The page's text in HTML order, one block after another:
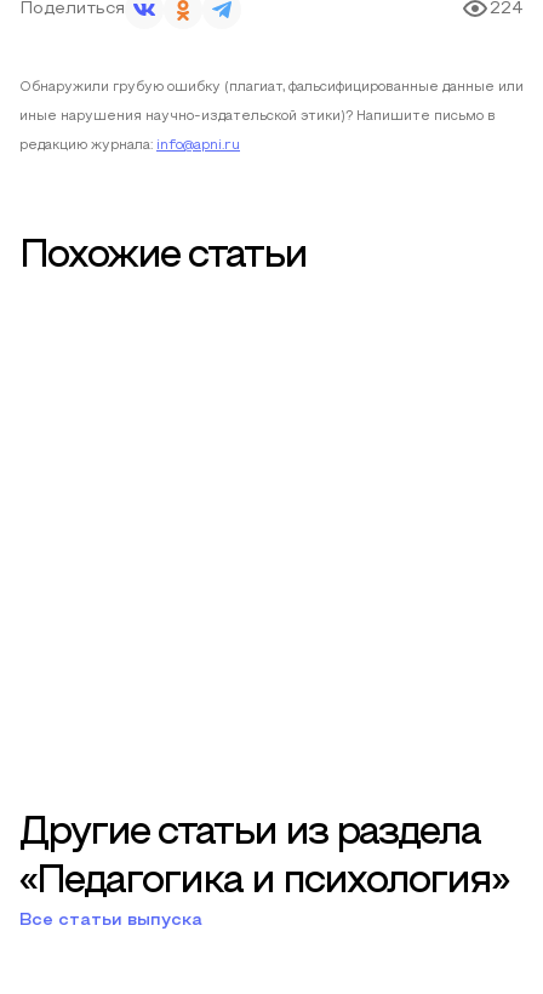
Поделиться 224
Обнаружили грубую ошибку (плагиат, фальсифицированные данные или
иные нарушения научно-издательской этики)? Напишите письмо в
редакцию журнала: info@apni.ru
Похожие статьи
Другие статьи из раздела
«Педагогика и психология»
Все статьи выпуска